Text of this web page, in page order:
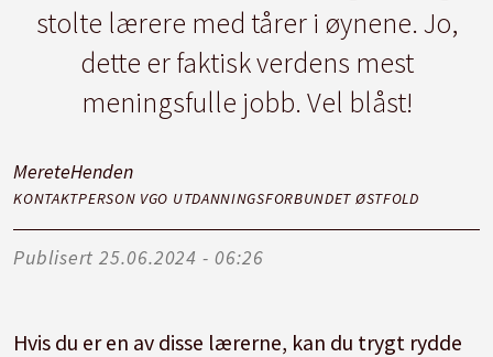
stolte lærere med tårer i øynene. Jo,
dette er faktisk verdens mest
meningsfulle jobb. Vel blåst!
MereteHenden
KONTAKTPERSON VGO UTDANNINGSFORBUNDET ØSTFOLD
Publisert 25.06.2024 - 06:26
Hvis du er en av disse lærerne, kan du trygt rydde